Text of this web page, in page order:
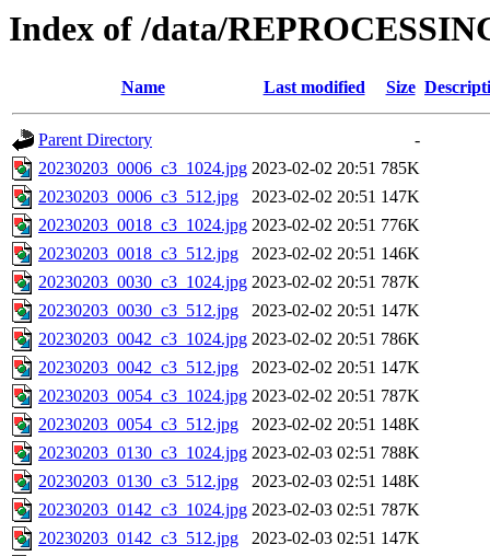
Index of /data/
Name Last modified Size
Parent Directory
-
20230203_0006_c3_1024.jpg 2023-02-02 20:51 785K
20230203_0006_c3_512.jpg
2023-02-02 20:51 147K
20230203_0018_c3_1024.jpg 2023-02-02 20:51 776K
20230203_0018_c3_512.jpg
2023-02-02 20:51 146K
20230203_0030_c3_1024.jpg 2023-02-02 20:51 787K
20230203_0030_c3_512.jpg
2023-02-02 20:51 147K
20230203_0042_c3_1024.jpg 2023-02-02 20:51 786K
20230203_0042_c3_512.jpg
2023-02-02 20:51 147K
20230203_0054_c3_1024.jpg 2023-02-02 20:51 787K
20230203_0054_c3_512.jpg
2023-02-02 20:51 148K
20230203_0130_c3_1024.jpg 2023-02-03 02:51 788K
20230203_0130_c3_512.jpg
2023-02-03 02:51 148K
20230203_0142_c3_1024.jpg 2023-02-03 02:51 787K
20230203_0142_c3_512.jpg
2023-02-03 02:51 147K